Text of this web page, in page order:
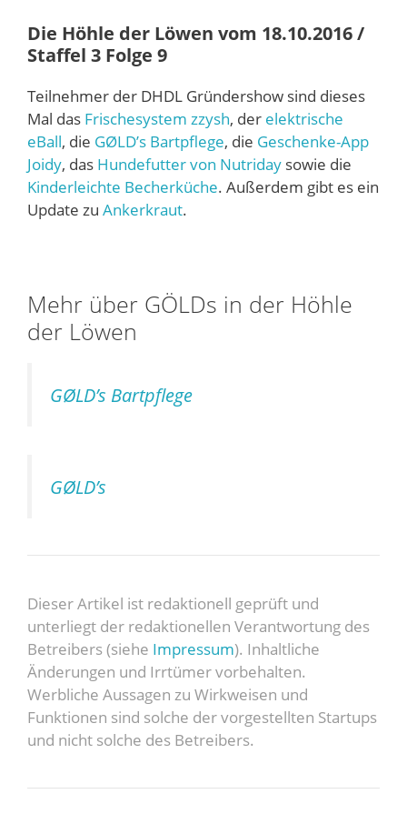
Die Höhle der Löwen vom 18.10.2016 /
Staffel 3 Folge 9
Teilnehmer der DHDL Gründershow sind dieses
Mal das Frischesystem zzysh, der elektrische
eBall, die GØLD’s Bartpflege, die Geschenke-App
Joidy, das Hundefutter von Nutriday sowie die
Kinderleichte Becherküche. Außerdem gibt es ein
Update zu Ankerkraut.
Mehr über GÖLDs in der Höhle
der Löwen
GØLD’s Bartpflege
GØLD’s
Dieser Artikel ist redaktionell geprüft und
unterliegt der redaktionellen Verantwortung des
Betreibers (siehe Impressum). Inhaltliche
Änderungen und Irrtümer vorbehalten.
Werbliche Aussagen zu Wirkweisen und
Funktionen sind solche der vorgestellten Startups
und nicht solche des Betreibers.